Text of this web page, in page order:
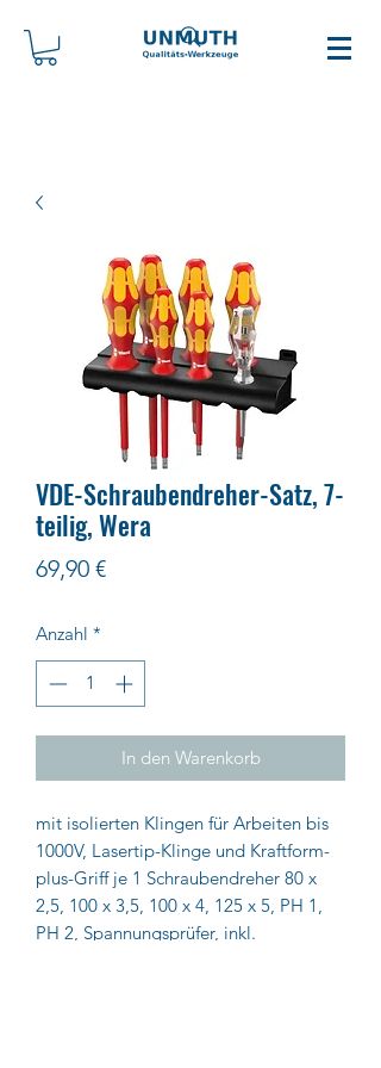
VDE-Schraubendreher-Satz, 7-
teilig, Wera
69,90 €Preis
Anzahl *
In den Warenkorb
mit isolierten Klingen für Arbeiten bis
1000V, Lasertip-Klinge und Kraftform-
plus-Griff je 1 Schraubendreher 80 x
2,5, 100 x 3,5, 100 x 4, 125 x 5, PH 1,
PH 2, Spannungsprüfer, inkl.